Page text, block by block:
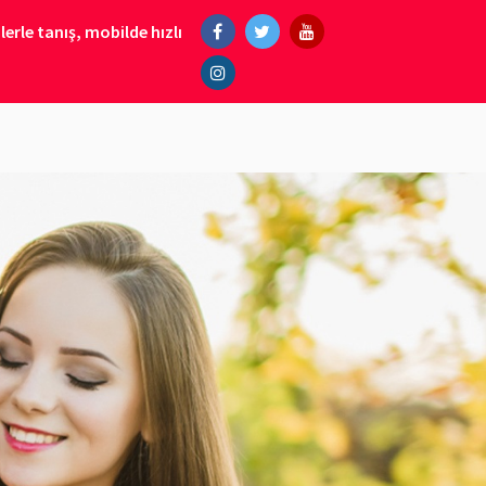
tanış, mobilde hızlı